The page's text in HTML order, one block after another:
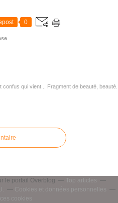
0
confus qui vient... Fragment de beauté,
le portail Overblog
Top articles
Cookies et données personnelles
cookies